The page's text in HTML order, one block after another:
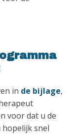
in de bijlage,
voor dat u de
snel